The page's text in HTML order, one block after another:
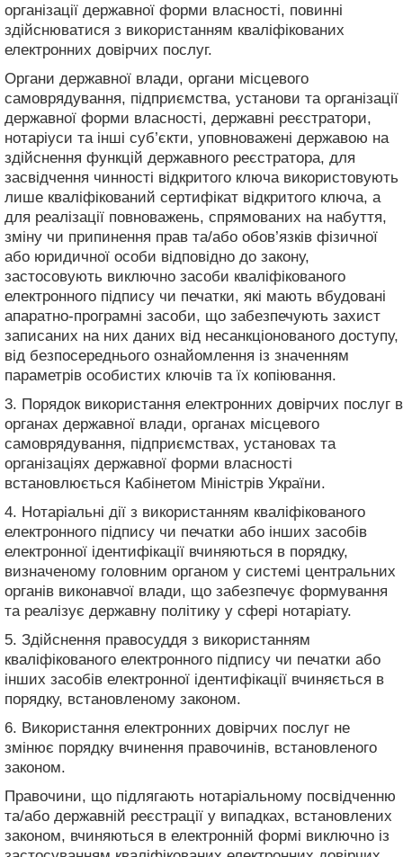
організації державної форми власності, повинні
здійснюватися з використанням кваліфікованих
електронних довірчих послуг.
Органи державної влади, органи місцевого
самоврядування, підприємства, установи та організації
державної форми власності, державні реєстратори,
нотаріуси та інші суб’єкти, уповноважені державою на
здійснення функцій державного реєстратора, для
засвідчення чинності відкритого ключа використовують
лише кваліфікований сертифікат відкритого ключа, а
для реалізації повноважень, спрямованих на набуття,
зміну чи припинення прав та/або обов’язків фізичної
або юридичної особи відповідно до закону,
застосовують виключно засоби кваліфікованого
електронного підпису чи печатки, які мають вбудовані
апаратно-програмні засоби, що забезпечують захист
записаних на них даних від несанкціонованого доступу,
від безпосереднього ознайомлення із значенням
параметрів особистих ключів та їх копіювання.
3. Порядок використання електронних довірчих послуг в
органах державної влади, органах місцевого
самоврядування, підприємствах, установах та
організаціях державної форми власності
встановлюється Кабінетом Міністрів України.
4. Нотаріальні дії з використанням кваліфікованого
електронного підпису чи печатки або інших засобів
електронної ідентифікації вчиняються в порядку,
визначеному головним органом у системі центральних
органів виконавчої влади, що забезпечує формування
та реалізує державну політику у сфері нотаріату.
5. Здійснення правосуддя з використанням
кваліфікованого електронного підпису чи печатки або
інших засобів електронної ідентифікації вчиняється в
порядку, встановленому законом.
6. Використання електронних довірчих послуг не
змінює порядку вчинення правочинів, встановленого
законом.
Правочини, що підлягають нотаріальному посвідченню
та/або державній реєстрації у випадках, встановлених
законом, вчиняються в електронній формі виключно із